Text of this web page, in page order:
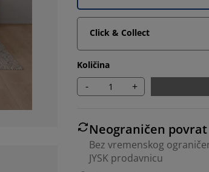
Click & Collect
Količina
- +
Neograničen povrat
Bez vremenskog
JYSK prodavnicu